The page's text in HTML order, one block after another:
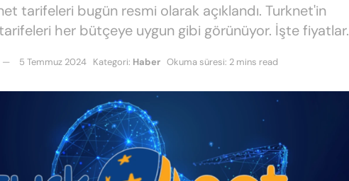
tarifeleri bugün resmi olarak açıklandı. Turknet'in
her bütçeye uygun gibi görünüyor. İşte fiyatlar.
5 Temmuz 2024 Kategori: Haber Okuma süresi: 2 mins read